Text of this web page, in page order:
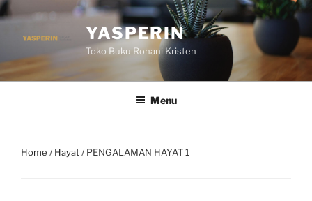
Skip
to
content
YASPERIN
Toko Buku Rohani Kristen
Menu
Home /Hayat/ PENGALAMAN HAYAT 1